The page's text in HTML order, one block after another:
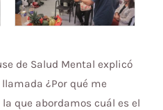
de Salud Mental explicó
¿Por qué me
que abordamos cuál es el